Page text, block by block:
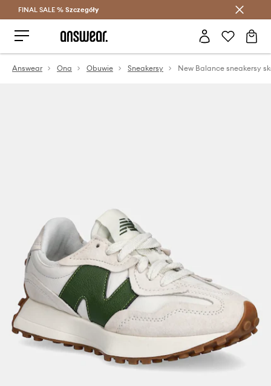
Oszczędzaj z Answear Club >
FINAL SALE % Szczegóły
Answear Ona Obuwie Sneakersy